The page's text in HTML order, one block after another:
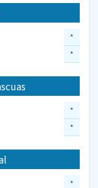
*
*
*
*
*